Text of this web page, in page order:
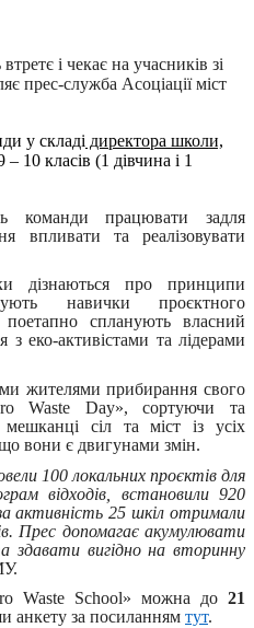
і чекає на учасників зі
прес-служба Асоціації міст
у складі директора школи,
– 10 класів (1 дівчина і 1
команди працювати задля
впливати та реалізовувати
дізнаються про принципи
навички проєктного
спланують власний
еко-активістами та лідерами
жителями прибирання свого
Waste Day», сортуючи та
сіл та міст із усіх
вони є двигунами змін.
100 локальних проєктів для
відходів, встановили 920
активність 25 шкіл отримали
Прес допомагає акумулювати
здавати вигідно на вторинну
Waste School» можна до 21
анкету за посиланням тут.